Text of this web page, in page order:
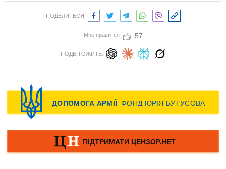
ПОДЕЛИТЬСЯ:
Мне нравится 57
ПОДЫТОЖИТЬ: